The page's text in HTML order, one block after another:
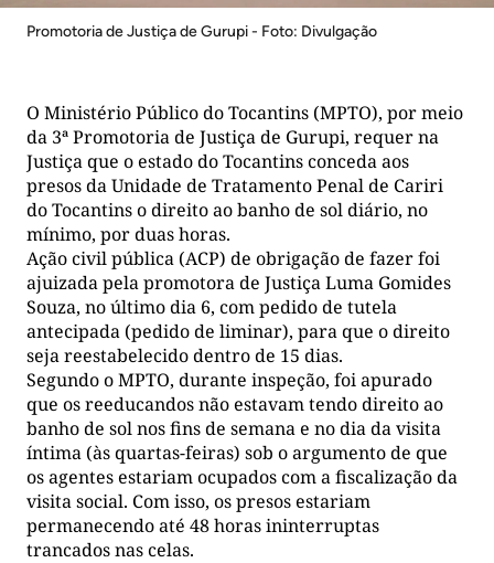
Promotoria de Justiça de Gurupi - Foto: Divulgação
O Ministério Público do Tocantins (MPTO), por meio
da 3ª Promotoria de Justiça de Gurupi, requer na
Justiça que o estado do Tocantins conceda aos
presos da Unidade de Tratamento Penal de Cariri
do Tocantins o direito ao banho de sol diário, no
mínimo, por duas horas.
Ação civil pública (ACP) de obrigação de fazer foi
ajuizada pela promotora de Justiça Luma Gomides
Souza, no último dia 6, com pedido de tutela
antecipada (pedido de liminar), para que o direito
seja reestabelecido dentro de 15 dias.
Segundo o MPTO, durante inspeção, foi apurado
que os reeducandos não estavam tendo direito ao
banho de sol nos fins de semana e no dia da visita
íntima (às quartas-feiras) sob o argumento de que
os agentes estariam ocupados com a fiscalização da
visita social. Com isso, os presos estariam
permanecendo até 48 horas ininterruptas
trancados nas celas.